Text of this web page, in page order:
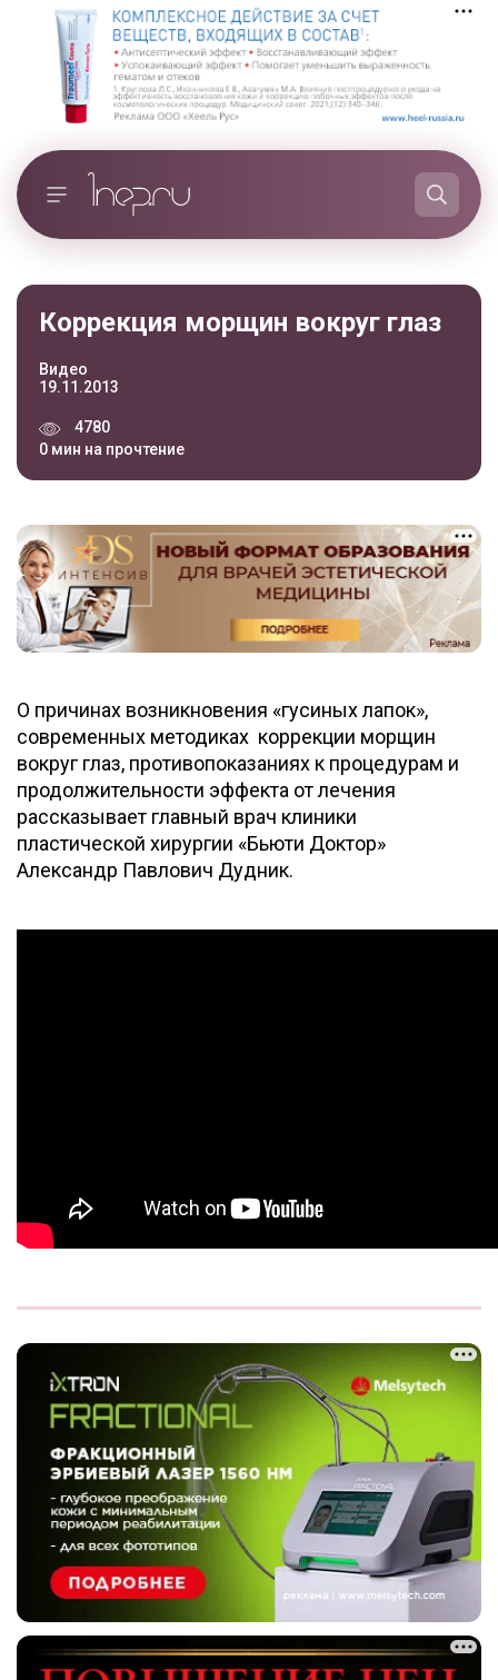
Коррекция морщин вокруг глаз
Видео
19.11.2013
4780
0 мин на прочтение
О причинах возникновения «гусиных лапок»,
современных методиках коррекции морщин
вокруг глаз, противопоказаниях к процедурам и
продолжительности эффекта от лечения
рассказывает главный врач клиники
пластической хирургии «Бьюти Доктор»
Александр Павлович Дудник.